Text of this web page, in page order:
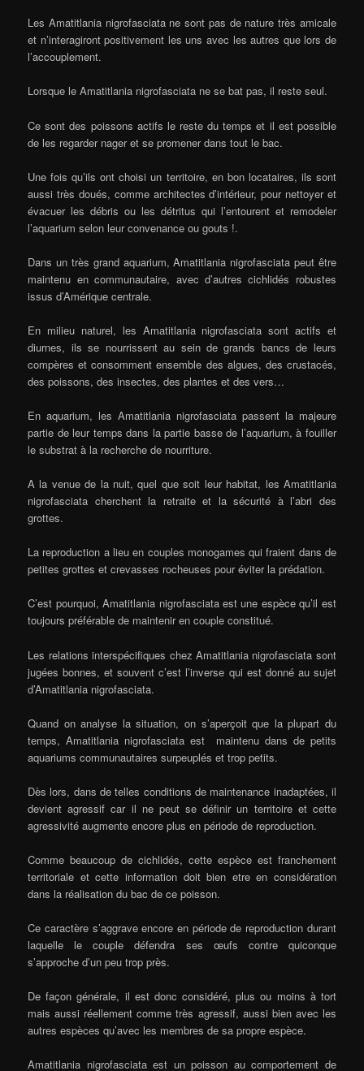
Les Amatitlania nigrofasciata ne sont pas de nature très amicale
et n’interagiront positivement les uns avec les autres que lors de
l’accouplement.
Lorsque le Amatitlania nigrofasciata ne se bat pas, il reste seul.
Ce sont des poissons actifs le reste du temps et il est possible
de les regarder nager et se promener dans tout le bac.
Une fois qu’ils ont choisi un territoire, en bon locataires, ils sont
aussi très doués, comme architectes d’intérieur, pour nettoyer et
évacuer les débris ou les détritus qui l’entourent et remodeler
l’aquarium selon leur convenance ou gouts !.
Dans un très grand aquarium, Amatitlania nigrofasciata peut être
maintenu en communautaire, avec d’autres cichlidés robustes
issus d’Amérique centrale.
En milieu naturel, les Amatitlania nigrofasciata sont actifs et
diurnes, ils se nourrissent au sein de grands bancs de leurs
compères et consomment ensemble des algues, des crustacés,
des poissons, des insectes, des plantes et des vers…
En aquarium, les Amatitlania nigrofasciata passent la majeure
partie de leur temps dans la partie basse de l’aquarium, à fouiller
le substrat à la recherche de nourriture.
A la venue de la nuit, quel que soit leur habitat, les Amatitlania
nigrofasciata cherchent la retraite et la sécurité à l’abri des
grottes.
La reproduction a lieu en couples monogames qui fraient dans de
petites grottes et crevasses rocheuses pour éviter la prédation.
C’est pourquoi, Amatitlania nigrofasciata est une espèce qu’il est
toujours préférable de maintenir en couple constitué.
Les relations interspécifiques chez Amatitlania nigrofasciata sont
jugées bonnes, et souvent c’est l’inverse qui est donné au sujet
d’Amatitlania nigrofasciata.
Quand on analyse la situation, on s’aperçoit que la plupart du
temps, Amatitlania nigrofasciata est maintenu dans de petits
aquariums communautaires surpeuplés et trop petits.
Dès lors, dans de telles conditions de maintenance inadaptées, il
devient agressif car il ne peut se définir un territoire et cette
agressivité augmente encore plus en période de reproduction.
Comme beaucoup de cichlidés, cette espèce est franchement
territoriale et cette information doit bien etre en considération
dans la réalisation du bac de ce poisson.
Ce caractère s’aggrave encore en période de reproduction durant
laquelle le couple défendra ses œufs contre quiconque
s’approche d’un peu trop près.
De façon générale, il est donc considéré, plus ou moins à tort
mais aussi réellement comme très agressif, aussi bien avec les
autres espèces qu’avec les membres de sa propre espèce.
Amatitlania nigrofasciata est un poisson au comportement de